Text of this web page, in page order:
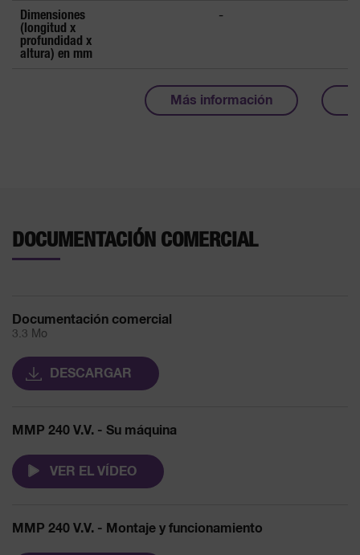
Dimensiones
(longitud x
profundidad x
altura) en mm
-
Más información
DOCUMENTACIÓN COMERCIAL
Documentación comercial
3.3 Mo
DESCARGAR
MMP 240 V.V. - Su máquina
VER EL VÍDEO
MMP 240 V.V. - Montaje y funcionamiento